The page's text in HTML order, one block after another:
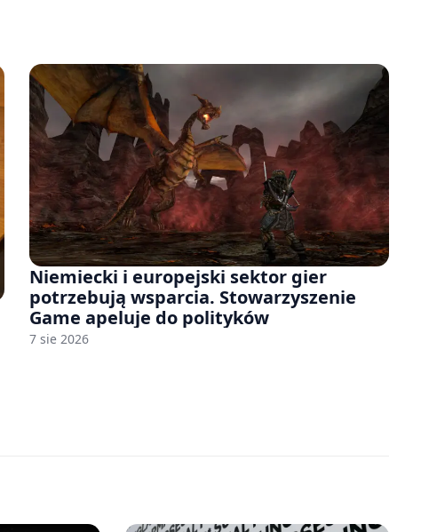
Niemiecki i europejski sektor gier
potrzebują wsparcia. Stowarzyszenie
Game apeluje do polityków
7 sie 2026